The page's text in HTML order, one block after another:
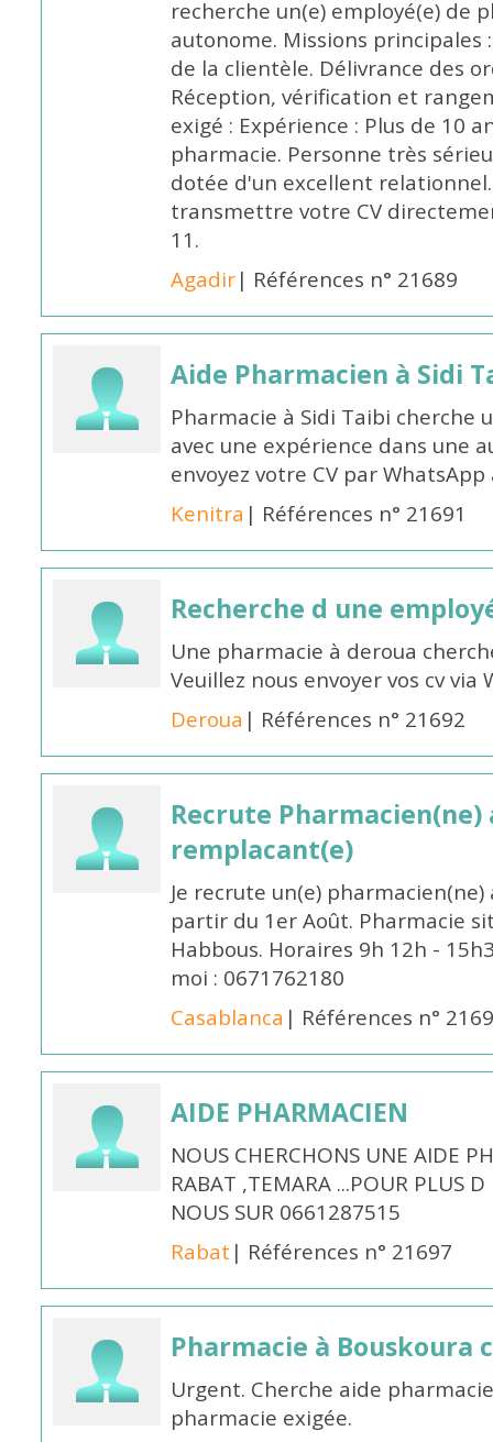
recherche un(e) employé(e) de
autonome. Missions principales
de la clientèle. Délivrance des
Réception, vérification et
exigé : Expérience : Plus de 10
pharmacie. Personne très
dotée d'un excellent
transmettre votre CV
11.
Agadir| Références n° 21689
Aide Pharmacien à Sidi
Pharmacie à Sidi Taibi cherche
avec une expérience dans une
envoyez votre CV par
Kenitra | Références n° 21691
Recherche d une
Une pharmacie à deroua
Veuillez nous envoyer vos cv via
Deroua | Références n° 21692
Recrute
remplacant(e)
Je recrute un(e)
partir du 1er Août. Pharmacie
Habbous. Horaires 9h 12h -
moi : 0671762180
Casablanca | Références n°
AIDE PHARMACIEN
NOUS CHERCHONS UNE AIDE
RABAT ,TEMARA ...POUR PLUS
NOUS SUR 0661287515
Rabat | Références n° 21697
Pharmacie à Bouskoura
Urgent. Cherche aide
pharmacie exigée.